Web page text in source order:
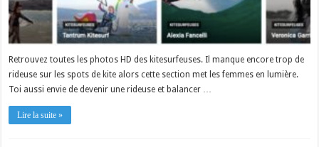
Retrouvez toutes les photos HD des kitesurfeuses. Il manque encore trop de
rideuse sur les spots de kite alors cette section met les femmes en lumière.
Toi aussi envie de devenir une rideuse et balancer …
Lire la suite »